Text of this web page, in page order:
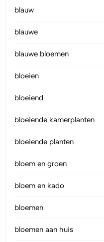
blauw
blauwe
blauwe bloemen
bloeien
bloeiend
bloeiende kamerplanten
bloeiende planten
bloem en groen
bloem en kado
bloemen
bloemen aan huis